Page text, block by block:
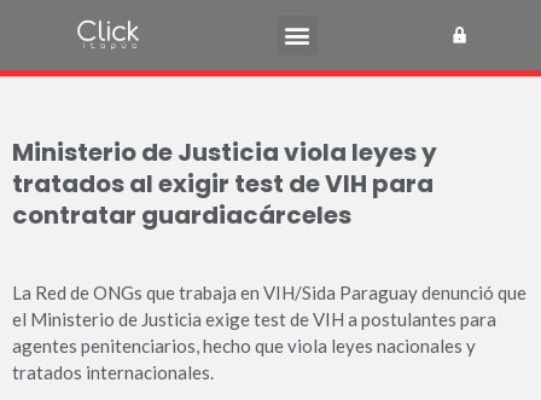
Ministerio de Justicia viola leyes y
tratados al exigir test de VIH para
contratar guardiacárceles
La Red de ONGs que trabaja en VIH/Sida Paraguay denunció que
el Ministerio de Justicia exige test de VIH a postulantes para
agentes penitenciarios, hecho que viola leyes nacionales y
tratados internacionales.